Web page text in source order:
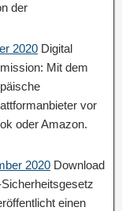
der
2020 Digital
Mit dem
vor
oder Amazon.
2020 Download
einen